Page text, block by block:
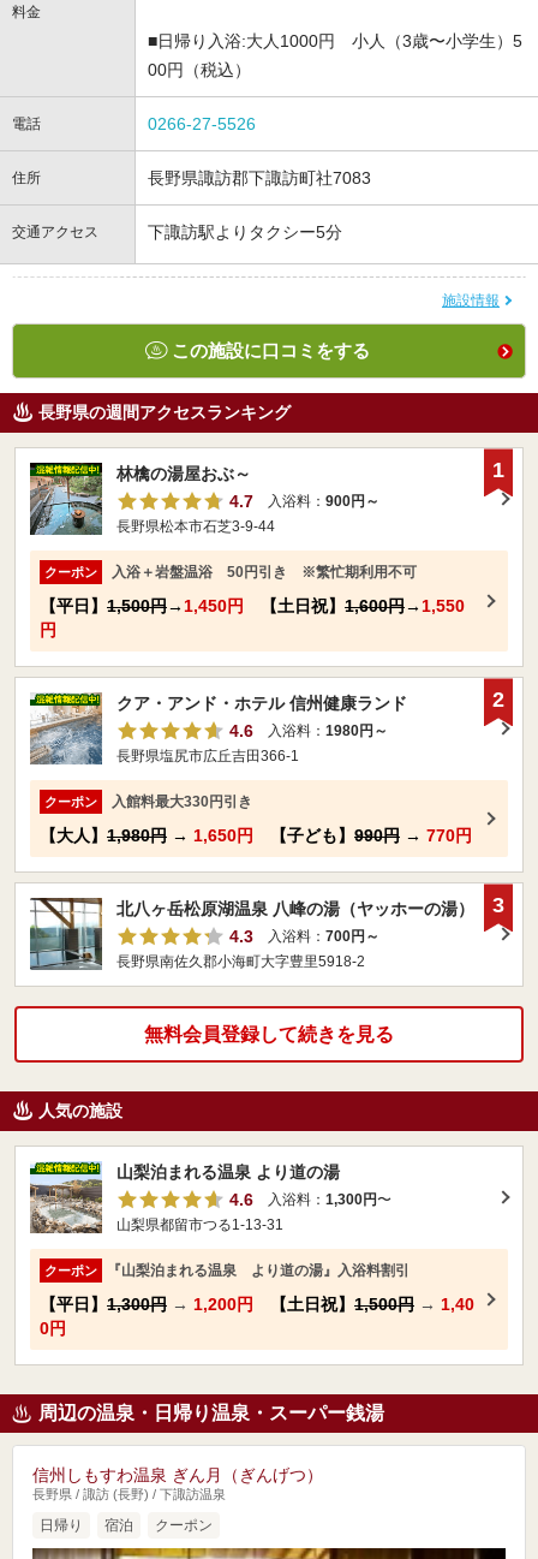
料金
■日帰り入浴:大人1000円 小人（3歳〜小学生）5
00円（税込）
電話 0266-27-5526
住所 長野県諏訪郡下諏訪町社7083
交通アクセス 下諏訪駅よりタクシー5分
施設情報
この施設に口コミをする
長野県の週間アクセスランキング
林檎の湯屋おぶ～
4.7
入浴料： 900円～
長野県松本市石芝3-9-44
クーポン 入浴＋岩盤温浴 50円引き ※繁忙期利用不可
【平日】 1,500円→ 1,450円 【土日祝】 1,600円→ 1,550
円
1
クア・アンド・ホテル 信州健康ランド
4.6
入浴料： 1980円～
長野県塩尻市広丘吉田366-1
クーポン 入館料最大330円引き
【大人】 1,980円 → 1,650円 【子ども】 990円 → 770円
2
北八ヶ岳松原湖温泉 八峰の湯（ヤッホーの湯）
4.3
入浴料： 700円～
長野県南佐久郡小海町大字豊里5918-2
3
無料会員登録して続きを見る
人気の施設
山梨泊まれる温泉 より道の湯
4.6
入浴料： 1,300円〜
山梨県都留市つる1-13-31
クーポン 『山梨泊まれる温泉 より道の湯』入浴料割引
【平日】 1,300円 → 1,200円 【土日祝】 1,500円 → 1,40
0円
周辺の温泉・日帰り温泉・スーパー銭湯
信州しもすわ温泉 ぎん月（ぎんげつ）
長野県 / 諏訪 (長野) / 下諏訪温泉
日帰り 宿泊 クーポン